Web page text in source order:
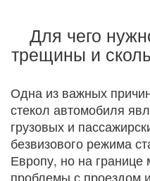
Для чего
трещины и
Одна из важных
стекол автомобиля
грузовых и
безвизового режима
Европу, но на границе
проблемы с проездом